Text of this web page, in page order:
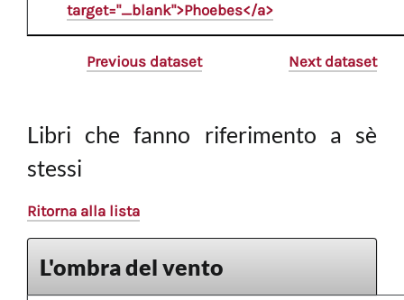
target="_blank">Phoebes</a>
Previous dataset Next dataset
Libri che fanno riferimento a sè
stessi
Ritorna alla lista
L'ombra del vento